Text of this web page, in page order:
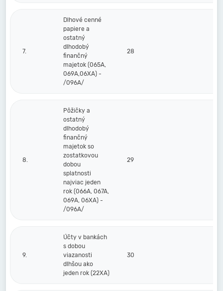
7.
Dlhové cenné
papiere a
ostatný
dlhodobý
finančný
majetok (065A,
069A,06XA) -
/096A/
28
8.
Pôžičky a
ostatný
dlhodobý
finančný
majetok so
zostatkovou
dobou
splatnosti
najviac jeden
rok (066A, 067A,
069A, 06XA) -
/096A/
29
9.
Účty v bankách
s dobou
viazanosti
dlhšou ako
jeden rok (22XA)
30